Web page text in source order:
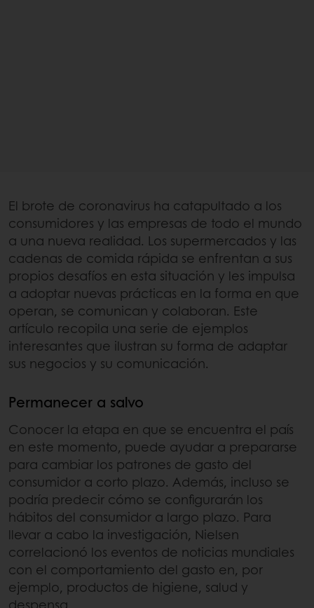
El brote de coronavirus ha catapultado a los
consumidores y las empresas de todo el mundo
a una nueva realidad. Los supermercados y las
cadenas de comida rápida se enfrentan a sus
propios desafíos en esta situación y les impulsa
a adoptar nuevas prácticas en la forma en que
operan, se comunican y colaboran. Este
artículo recopila una serie de ejemplos
interesantes que ilustran su forma de adaptar
sus negocios y su comunicación.
Permanecer a salvo
Conocer la etapa en que se encuentra el país
en este momento, puede ayudar a prepararse
para cambiar los patrones de gasto del
consumidor a corto plazo. Además, incluso se
podría predecir cómo se configurarán los
hábitos del consumidor a largo plazo. Para
llevar a cabo la investigación, Nielsen
correlacionó los eventos de noticias mundiales
con el comportamiento del gasto en, por
ejemplo, productos de higiene, salud y
despensa.